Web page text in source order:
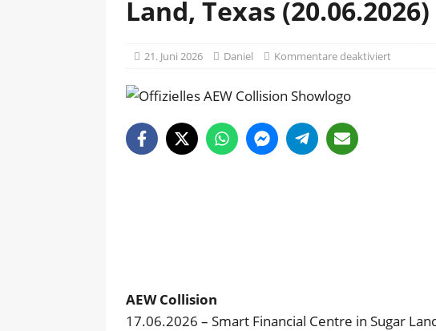
Land, Texas (20.06.2026)
21. Juni 2026 Daniel Kommentare deaktiviert
AEW Collision
17.06.2026 – Smart Financial Centre in Sugar